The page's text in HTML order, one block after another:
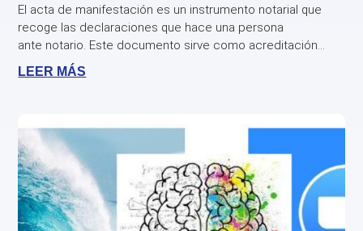
El acta de manifestación es un instrumento notarial que
recoge las declaraciones que hace una persona
ante notario. Este documento sirve como acreditación...
LEER MÁS